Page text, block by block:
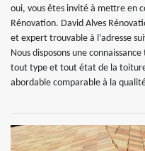
oui, vous êtes invité à mettre en
Rénovation. David Alves
et expert trouvable à l’adresse
Nous disposons une
tout type et tout état de la
abordable comparable à la